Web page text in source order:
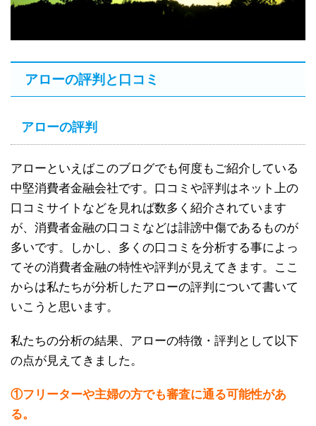
アローの評判と口コミ
アローの評判
アローといえばこのブログでも何度もご紹介している
中堅消費者金融会社です。口コミや評判はネット上の
口コミサイトなどを見れば数多く紹介されています
が、消費者金融の口コミなどは誹謗中傷であるものが
多いです。しかし、多くの口コミを分析する事によっ
てその消費者金融の特性や評判が見えてきます。ここ
からは私たちが分析したアローの評判について書いて
いこうと思います。
私たちの分析の結果、アローの特徴・評判として以下
の点が見えてきました。
①フリーターや主婦の方でも審査に通る可能性があ
る。